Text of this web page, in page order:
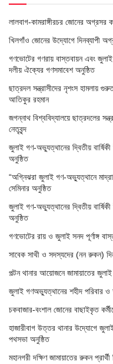
লালবাগ-কামরাঙ্গীরচর জোনের অগ্রসর
খিলগাঁও জোনের উদ্যোগে দিনব্যাপী
গণভোটের গণরায় বাস্তবায়ন এবং জুলাই
দলীয় ঐক্যের গণসমাবেশ অনুষ্ঠিত
ছাত্রদল সন্ত্রাসীদের নৃশংস হামলায়
আতিকুর রহমান
জগন্নাথ বিশ্ববিদ্যালয়ে ছাত্রদলের
নেতৃবৃন্দ
জুলাই গণ-অভ্যুত্থানের দ্বিতীয়
অনুষ্ঠিত
“অগ্নিঝরা জুলাই গণ-অভ্যুত্থানে
সেমিনার অনুষ্ঠিত
জুলাই গণ-অভ্যুত্থানের দ্বিতীয় বার্ষিকী
অনুষ্ঠিত
গণভোটের রায় ও জুলাই সনদ পূর্ণাঙ্গ
সাবেক সাথী ও সদস্যদের (নন রুকন)
পল্টন থানার আয়োজনে জামায়াতের
জুলাই গণঅভ্যুত্থানের শহীদ পরিবার ও
চকবাজার-বংশাল জোনের বাছাইকৃত
হাজারীবাগ উত্তর থানার উদ্যোগে
পথসভা অনুষ্ঠিত
মহানগরী দক্ষিণ জামায়াতের রুকন প্রার্থী